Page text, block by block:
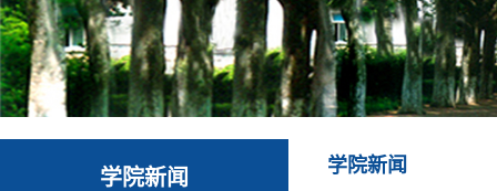
学院新闻 学院新闻